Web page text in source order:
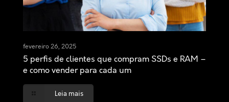
fevereiro 26, 2025
5 perfis de clientes que compram SSDs e RAM –
e como vender para cada um
Leia mais